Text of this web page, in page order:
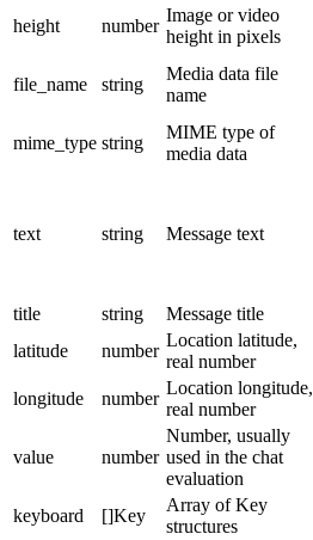
height
number
Image or video
height in pixels
file_name string
Media data file
name
mime_type string
MIME type of
media data
text string Message text
title
string Message title
latitude
number
Location latitude,
real number
longitude
number
Location longitude,
real number
value number
Number, usually
used in the chat
evaluation
keyboard []Key
Array of Key
structures